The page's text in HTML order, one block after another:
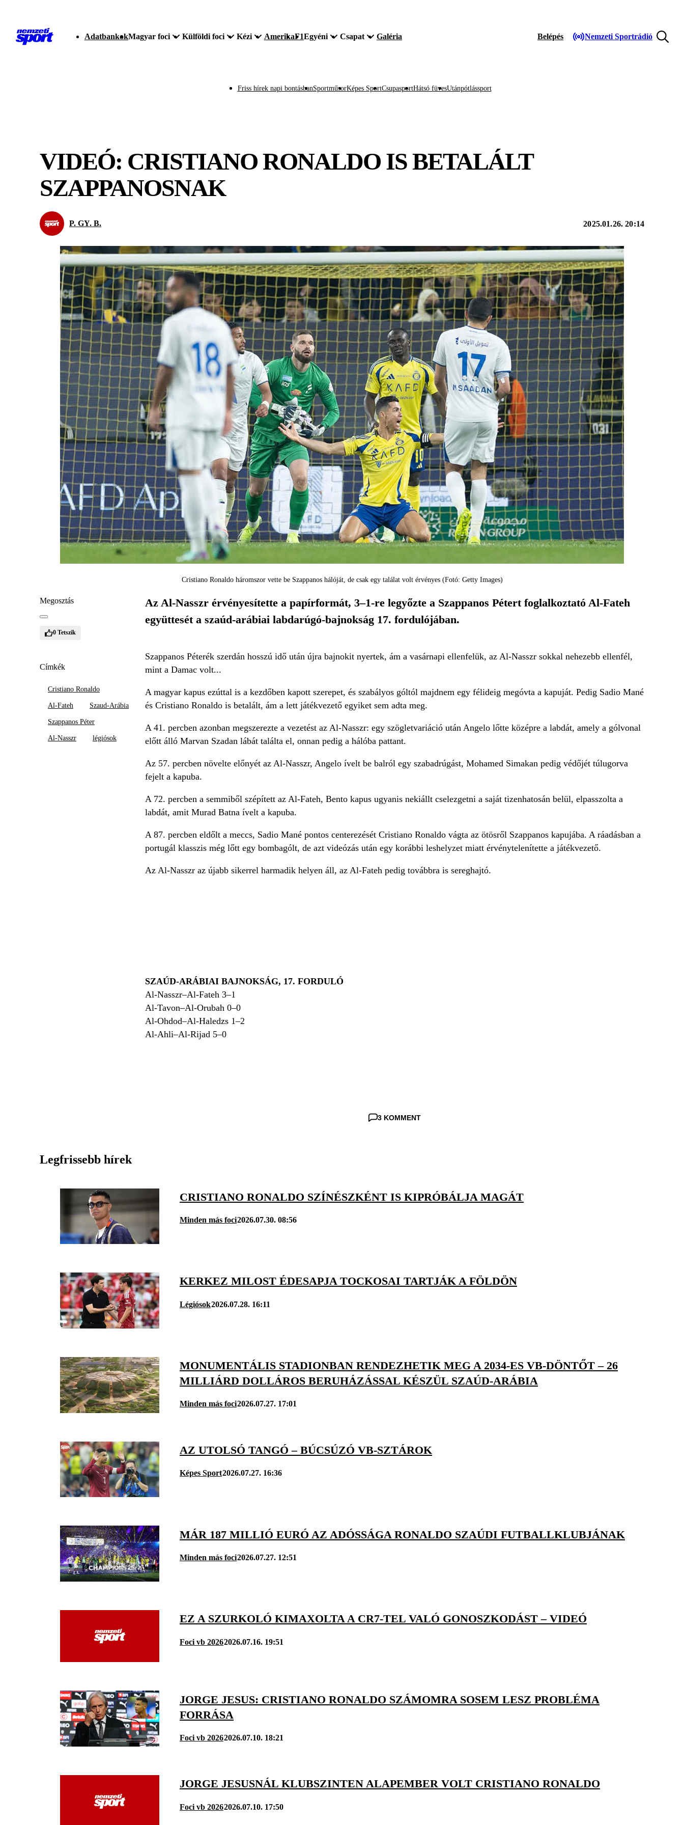
AdatbankokMagyar foci Külföldi foci Kézi AmerikaF1Egyéni Csapat Galéria Belépés Nemzeti Sportrádió
Friss hírek napi bontásbanSportműsorKépes SportCsupasportHátsó füvesUtánpótlássport
VIDEÓ: CRISTIANO RONALDO IS BETALÁLT
SZAPPANOSNAK
P. GY. B. 2025.01.26. 20:14
Cristiano Ronaldo háromszor vette be Szappanos hálóját, de csak egy találat volt érvényes (Fotó: Getty Images)
Megosztás
0 Tetszik
Címkék
Cristiano Ronaldo
Al-Fateh Szaud-Arábia
Szappanos Péter
Al-Nasszr légiósok
Az Al-Nasszr érvényesítette a papírformát, 3–1-re legyőzte a Szappanos Pétert foglalkoztató Al-Fateh
együttesét a szaúd-arábiai labdarúgó-bajnokság 17. fordulójában.
Szappanos Péterék szerdán hosszú idő után újra bajnokit nyertek, ám a vasárnapi ellenfelük, az Al-Nasszr sokkal nehezebb ellenfél,
mint a Damac volt...
A magyar kapus ezúttal is a kezdőben kapott szerepet, és szabályos góltól majdnem egy félideig megóvta a kapuját. Pedig Sadio Mané
és Cristiano Ronaldo is betalált, ám a lett játékvezető egyiket sem adta meg.
A 41. percben azonban megszerezte a vezetést az Al-Nasszr: egy szögletvariáció után Angelo lőtte középre a labdát, amely a gólvonal
előtt álló Marvan Szadan lábát találta el, onnan pedig a hálóba pattant.
Az 57. percben növelte előnyét az Al-Nasszr, Angelo ívelt be balról egy szabadrúgást, Mohamed Simakan pedig védőjét túlugorva
fejelt a kapuba.
A 72. percben a semmiből szépített az Al-Fateh, Bento kapus ugyanis nekiállt cselezgetni a saját tizenhatosán belül, elpasszolta a
labdát, amit Murad Batna ívelt a kapuba.
A 87. percben eldőlt a meccs, Sadio Mané pontos centerezését Cristiano Ronaldo vágta az ötösről Szappanos kapujába. A ráadásban a
portugál klasszis még lőtt egy bombagólt, de azt videózás után egy korábbi leshelyzet miatt érvénytelenítette a játékvezető.
Az Al-Nasszr az újabb sikerrel harmadik helyen áll, az Al-Fateh pedig továbbra is sereghajtó.
SZAÚD-ARÁBIAI BAJNOKSÁG, 17. FORDULÓ
Al-Nasszr–Al-Fateh 3–1
Al-Tavon–Al-Orubah 0–0
Al-Ohdod–Al-Haledzs 1–2
Al-Ahli–Al-Rijad 5–0
3 KOMMENT
Legfrissebb hírek
CRISTIANO RONALDO SZÍNÉSZKÉNT IS KIPRÓBÁLJA MAGÁT
Minden más foci2026.07.30. 08:56
KERKEZ MILOST ÉDESAPJA TOCKOSAI TARTJÁK A FÖLDÖN
Légiósok2026.07.28. 16:11
MONUMENTÁLIS STADIONBAN RENDEZHETIK MEG A 2034-ES VB-DÖNTŐT – 26
MILLIÁRD DOLLÁROS BERUHÁZÁSSAL KÉSZÜL SZAÚD-ARÁBIA
Minden más foci2026.07.27. 17:01
AZ UTOLSÓ TANGÓ – BÚCSÚZÓ VB-SZTÁROK
Képes Sport2026.07.27. 16:36
MÁR 187 MILLIÓ EURÓ AZ ADÓSSÁGA RONALDO SZAÚDI FUTBALLKLUBJÁNAK
Minden más foci2026.07.27. 12:51
EZ A SZURKOLÓ KIMAXOLTA A CR7-TEL VALÓ GONOSZKODÁST – VIDEÓ
Foci vb 20262026.07.16. 19:51
JORGE JESUS: CRISTIANO RONALDO SZÁMOMRA SOSEM LESZ PROBLÉMA
FORRÁSA
Foci vb 20262026.07.10. 18:21
JORGE JESUSNÁL KLUBSZINTEN ALAPEMBER VOLT CRISTIANO RONALDO
Foci vb 20262026.07.10. 17:50